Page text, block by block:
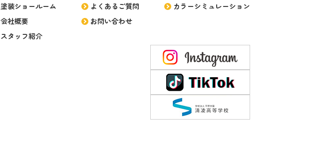
塗装ショールーム
会社概要
スタッフ紹介
よくあるご質問
お問い合わせ
カラーシミュレーション